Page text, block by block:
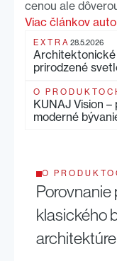
cenou ale
Viac článkov
EXTRA 28.5.2026
prirodzené
O
KUNAJ Vision
moderné
O
klasického
architektúre